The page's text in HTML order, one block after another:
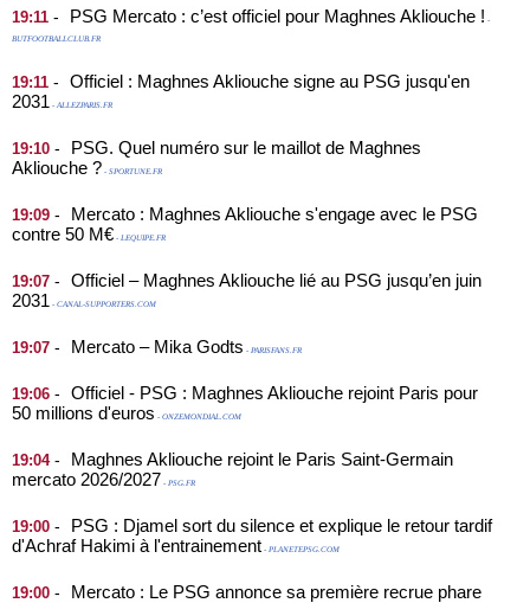
19:11 - PSG Mercato : c’est officiel pour Maghnes Akliouche ! -
BUTFOOTBALLCLUB.FR
19:11 -
Officiel : Maghnes Akliouche signe au PSG jusqu'en
2031 - ALLEZPARIS.FR
19:10 -
PSG. Quel numéro sur le maillot de Maghnes
Akliouche ? - SPORTUNE.FR
19:09 -
Mercato : Maghnes Akliouche s'engage avec le PSG
contre 50 M€ - LEQUIPE.FR
19:07 -
Officiel – Maghnes Akliouche lié au PSG jusqu’en juin
2031 - CANAL-SUPPORTERS.COM
19:07 - Mercato – Mika Godts - PARISFANS.FR
19:06 -
Officiel - PSG : Maghnes Akliouche rejoint Paris pour
50 millions d'euros - ONZEMONDIAL.COM
19:04-
Maghnes Akliouche rejoint le Paris Saint-Germain
mercato 2026/2027 - PSG.FR
19:00 -
PSG : Djamel sort du silence et explique le retour tardif
d'Achraf Hakimi à l'entrainement - PLANETEPSG.COM
19:00 -
Mercato : Le PSG annonce sa première recrue phare